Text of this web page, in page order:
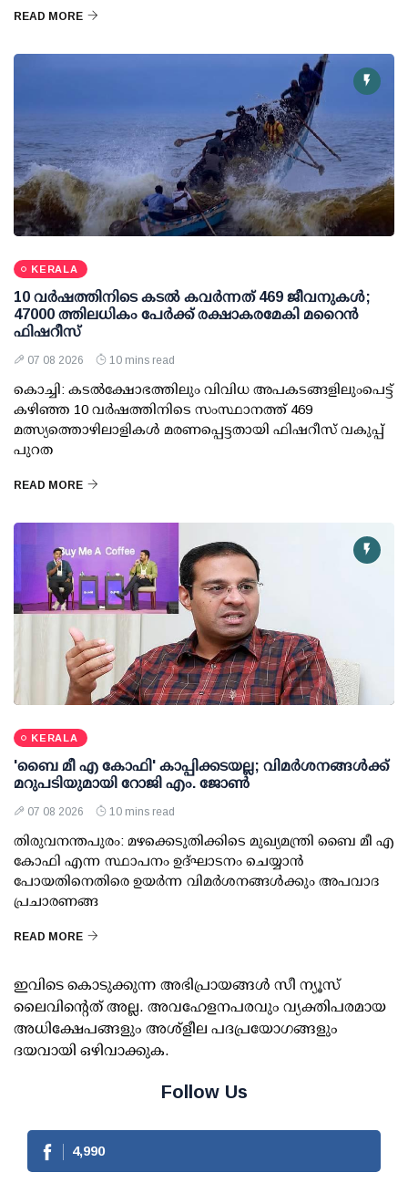
READ MORE
KERALA
10 വര്‍ഷത്തിനിടെ കടല്‍ കവര്‍ന്നത് 469 ജീവനുകള്‍;
47000 ത്തിലധികം പേര്‍ക്ക് രക്ഷാകരമേകി മറൈന്‍
ഫിഷറീസ്
07 08 2026 10 mins read
കൊച്ചി: കടല്‍ക്ഷോഭത്തിലും വിവിധ അപകടങ്ങളിലുംപെട്ട്
കഴിഞ്ഞ 10 വര്‍ഷത്തിനിടെ സംസ്ഥാനത്ത് 469
മത്സ്യത്തൊഴിലാളികള്‍ മരണപ്പെട്ടതായി ഫിഷറീസ് വകുപ്പ്
പുറത
READ MORE
KERALA
'ബൈ മീ എ കോഫി' കാപ്പിക്കടയല്ല; വിമര്‍ശനങ്ങള്‍ക്ക്
മറുപടിയുമായി റോജി എം. ജോണ്‍
07 08 2026 10 mins read
തിരുവനന്തപുരം: മഴക്കെടുതിക്കിടെ മുഖ്യമന്ത്രി ബൈ മീ എ
കോഫി എന്ന സ്ഥാപനം ഉദ്ഘാടനം ചെയ്യാന്‍
പോയതിനെതിരെ ഉയര്‍ന്ന വിമര്‍ശനങ്ങള്‍ക്കും അപവാദ
പ്രചാരണങ്ങ
READ MORE
ഇവിടെ കൊടുക്കുന്ന അഭിപ്രായങ്ങള്‍ സീ ന്യൂസ്
ലൈവിന്റെത് അല്ല. അവഹേളനപരവും വ്യക്തിപരമായ
അധിക്ഷേപങ്ങളും അശ്‌ളീല പദപ്രയോഗങ്ങളും
ദയവായി ഒഴിവാക്കുക.
Follow Us
4,990